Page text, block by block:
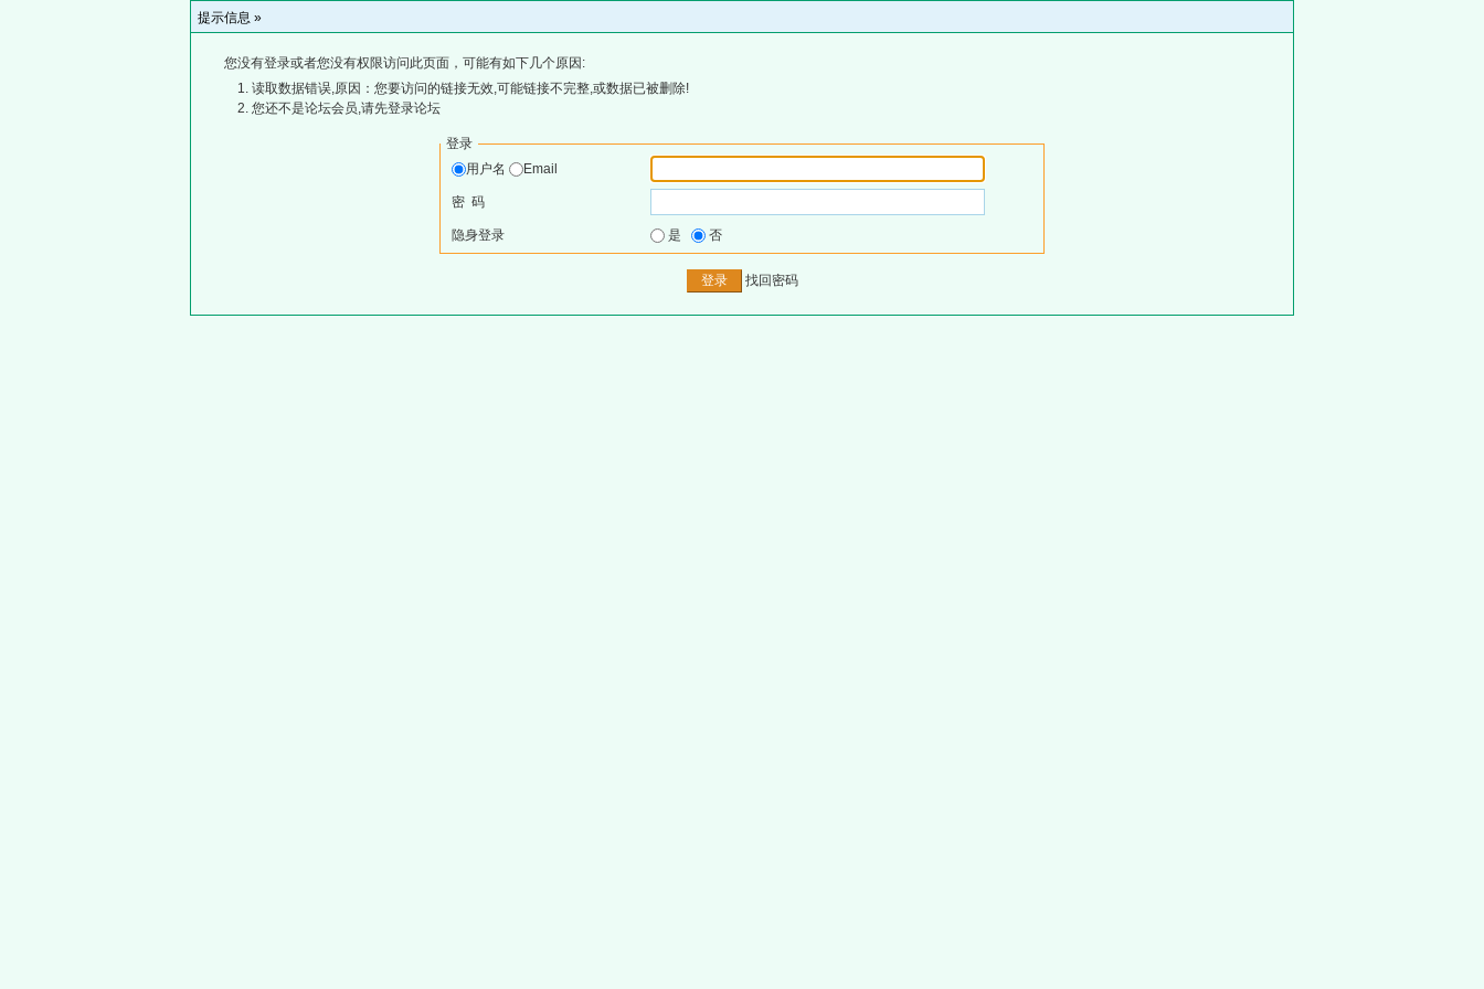
提示信息 »
您没有登录或者您没有权限访问此页面，可能有如下几个原因:
读取数据错误,原因：您要访问的链接无效,可能链接不完整,或数据已被删除!
您还不是论坛会员,请先登录论坛
登录
用户名
Email
密 码
隐身登录 是 否
找回密码